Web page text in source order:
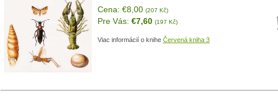
Cena: €8,00 (207 Kč)
Pre Vás: €7,60 (197 Kč)
Viac informácií o knihe Červená kniha 3